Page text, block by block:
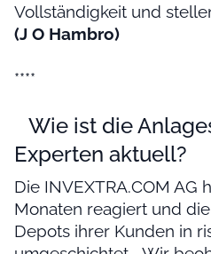
Vollständigkeit und
(J O Hambro)
****
Wie ist die
Experten aktuell?
Die INVEXTRA.COM AG
Monaten reagiert und
Depots ihrer Kunden in